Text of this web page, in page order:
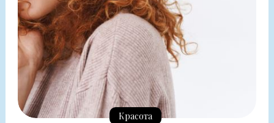
Красота